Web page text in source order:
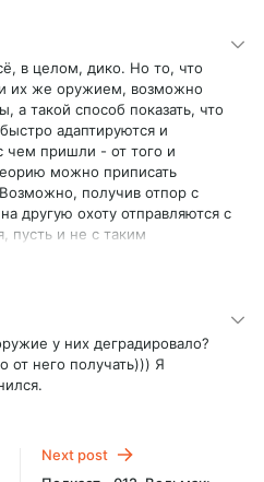
в целом, дико. Но то, что
их же оружием, возможно
а такой способ показать, что
адаптируются и
чем пришли - от того и
можно приписать
получив отпор с
другую охоту отправляются с
пусть и не с таким
же, это скорее я
решили креаторы.
у них деградировало?
от него получать))) Я
Next post